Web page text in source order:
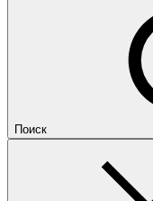
Поиск